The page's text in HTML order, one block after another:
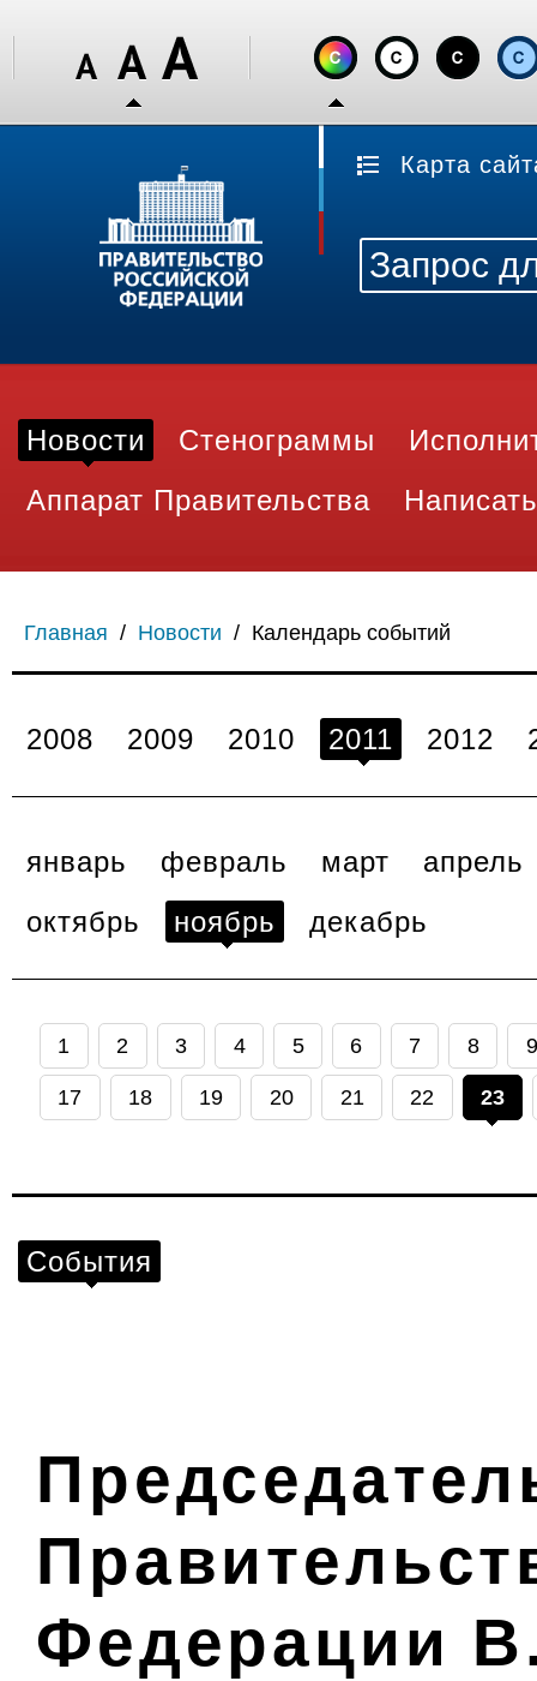
Карта
Новости Стенограммы
Аппарат Правительства
Главная / Новости / Календарь событий
2008 2009 2010 2011 2012
январь февраль март
апрель
октябрь
ноябрь декабрь
1 2 3 4 5 6 7 8 9
17 18 19 20 21 22 23
События
Федерации